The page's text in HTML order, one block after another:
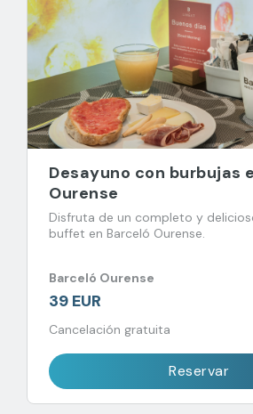
Desayuno con burbujas
Ourense
Disfruta de un completo y
buffet en Barceló Ourense.
Barceló Ourense
39 EUR
Cancelación gratuita
Reservar